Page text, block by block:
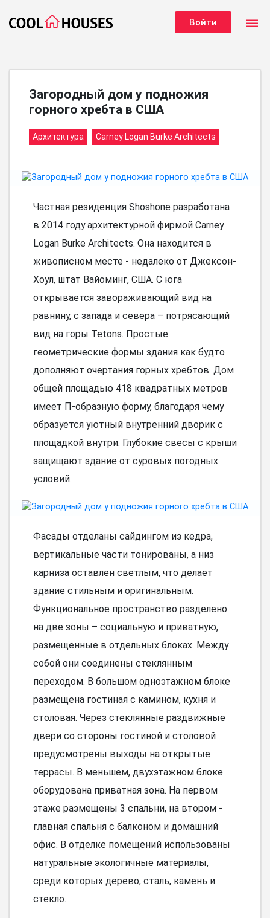
Войти dehaze
Загородный дом у подножия
горного хребта в США
Архитектура Carney Logan Burke Architects
Частная резиденция Shoshone разработана
в 2014 году архитектурной фирмой Carney
Logan Burke Architects. Она находится в
живописном месте - недалеко от Джексон-
Хоул, штат Вайоминг, США. С юга
открывается завораживающий вид на
равнину, с запада и севера – потрясающий
вид на горы Tetons. Простые
геометрические формы здания как будто
дополняют очертания горных хребтов. Дом
общей площадью 418 квадратных метров
имеет П-образную форму, благодаря чему
образуется уютный внутренний дворик с
площадкой внутри. Глубокие свесы с крыши
защищают здание от суровых погодных
условий.
Фасады отделаны сайдингом из кедра,
вертикальные части тонированы, а низ
карниза оставлен светлым, что делает
здание стильным и оригинальным.
Функциональное пространство разделено
на две зоны – социальную и приватную,
размещенные в отдельных блоках. Между
собой они соединены стеклянным
переходом. В большом одноэтажном блоке
размещена гостиная с камином, кухня и
столовая. Через стеклянные раздвижные
двери со стороны гостиной и столовой
предусмотрены выходы на открытые
террасы. В меньшем, двухэтажном блоке
оборудована приватная зона. На первом
этаже размещены 3 спальни, на втором -
главная спальня с балконом и домашний
офис. В отделке помещений использованы
натуральные экологичные материалы,
среди которых дерево, сталь, камень и
стекло.